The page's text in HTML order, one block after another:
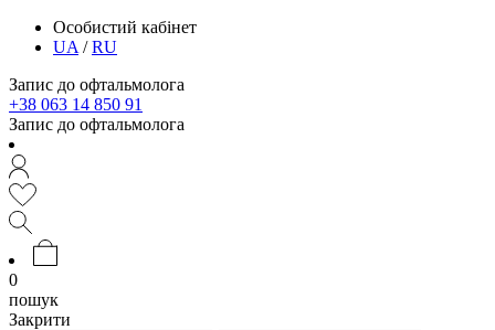
Особистий кабінет
UA /RU
Запис до офтальмолога
+38 063 14 850 91
Запис до офтальмолога
0
пошук
Закрити